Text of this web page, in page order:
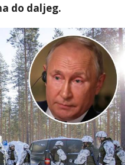
do daljeg.